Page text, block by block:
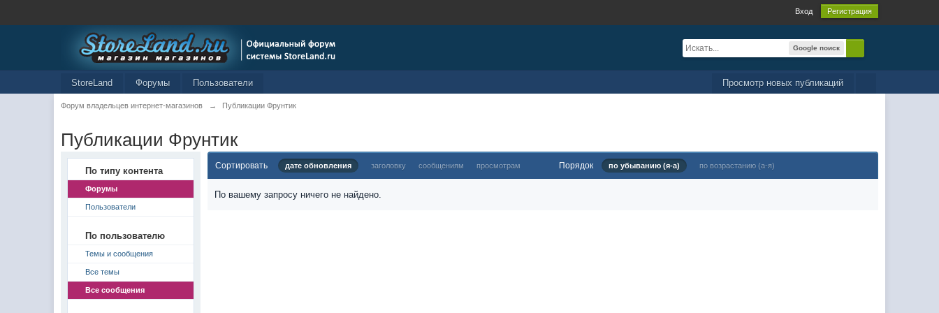
Вход Регистрация
Google поиск
Просмотр новых публикаций
StoreLand Форумы Пользователи
Форум владельцев интернет-магазинов → Публикации Фрунтик
Публикации Фрунтик
По типу контента
Форумы
Пользователи
По пользователю
Темы и сообщения
Все темы
Все сообщения
Сортировать дате обновления заголовку сообщениям просмотрам Порядок по убыванию (я-а) по возрастанию (а-я)
По вашему запросу ничего не найдено.